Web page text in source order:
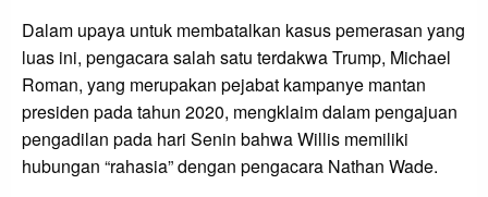
Dalam upaya untuk membatalkan kasus pemerasan yang
luas ini, pengacara salah satu terdakwa Trump, Michael
Roman, yang merupakan pejabat kampanye mantan
presiden pada tahun 2020, mengklaim dalam pengajuan
pengadilan pada hari Senin bahwa Willis memiliki
hubungan “rahasia” dengan pengacara Nathan Wade.